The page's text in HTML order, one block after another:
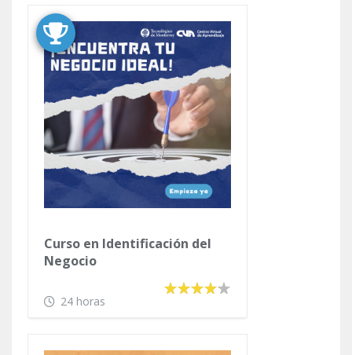
Curso en Identificación del
Negocio
24 horas